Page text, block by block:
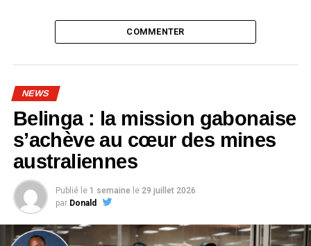
COMMENTER
NEWS
Belinga : la mission gabonaise
s’achève au cœur des mines
australiennes
Publié le 1 semaine le 29 juillet 2026
par Donald